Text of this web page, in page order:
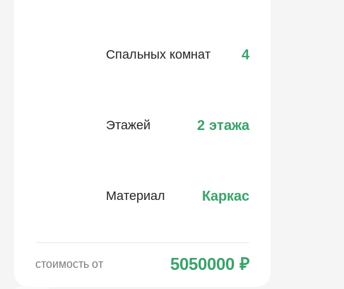
Спальных комнат 4
Этажей 2 этажа
Материал Каркас
стоимость от 5050000 ₽